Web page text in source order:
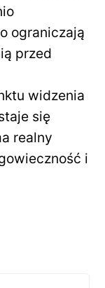
ograniczają
przed
widzenia
się
realny
i